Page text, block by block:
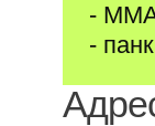
-
-